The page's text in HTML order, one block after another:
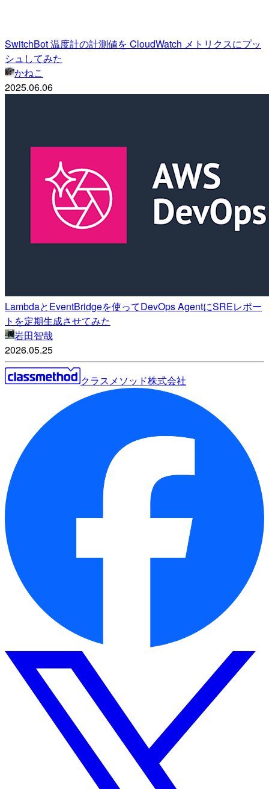
SwitchBot 温度計の計測値を CloudWatch メトリクスにプッ
シュしてみた
かねこ
2025.06.06
LambdaとEventBridgeを使ってDevOps AgentにSREレポー
トを定期生成させてみた
岩田智哉
2026.05.25
クラスメソッド株式会社